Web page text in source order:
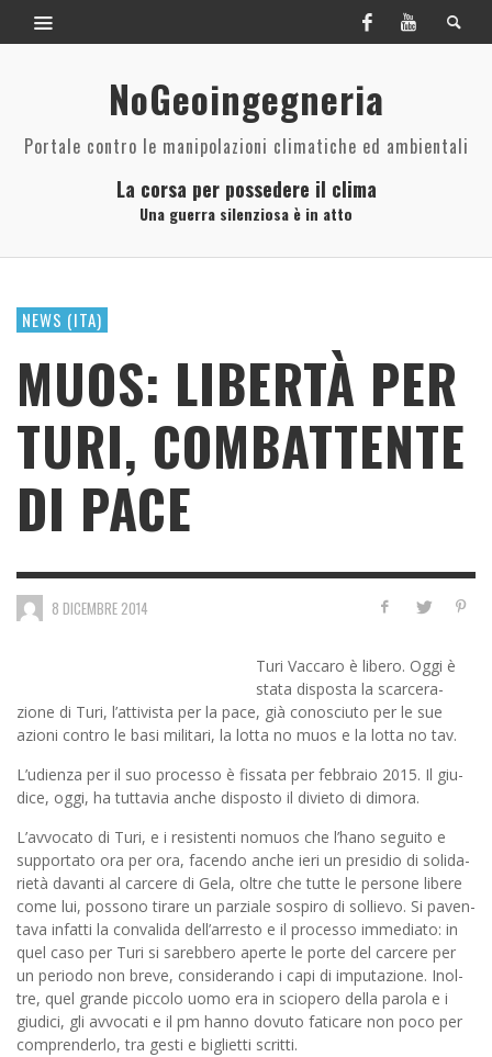
NoGeoingegneria
Portale contro le manipolazioni climatiche ed ambientali
La corsa per possedere il clima
Una guerra silenziosa è in atto
NEWS (ITA)
MUOS: LIBERTÀ PER
TURI, COMBATTENTE
DI PACE
8 DICEMBRE 2014
Turi Vac­caro è libero. Oggi è
stata dispo­sta la scar­ce­ra­
zione di Turi, l’attivista per la pace, già cono­sciuto per le sue
azioni con­tro le basi mili­tari, la lotta no muos e la lotta no tav.
L’udienza per il suo pro­cesso è fis­sata per feb­braio 2015. Il giu­
dice, oggi, ha tut­ta­via anche dispo­sto il divieto di dimora.
L’avvocato di Turi, e i resi­stenti nomuos che l’hano seguito e
sup­por­tato ora per ora, facendo anche ieri un pre­si­dio di soli­da­
rietà davanti al car­cere di Gela, oltre che tutte le per­sone libere
come lui, pos­sono tirare un par­ziale sospiro di sol­lievo. Si paven­
tava infatti la con­va­lida dell’arresto e il pro­cesso imme­diato: in
quel caso per Turi si sareb­bero aperte le porte del car­cere per
un periodo non breve, con­si­de­rando i capi di impu­ta­zione. Inol­
tre, quel grande pic­colo uomo era in scio­pero della parola e i
giu­dici, gli avvo­cati e il pm hanno dovuto fati­care non poco per
com­pren­derlo, tra gesti e biglietti scritti.